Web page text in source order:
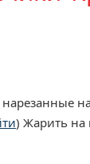
) Жарить на